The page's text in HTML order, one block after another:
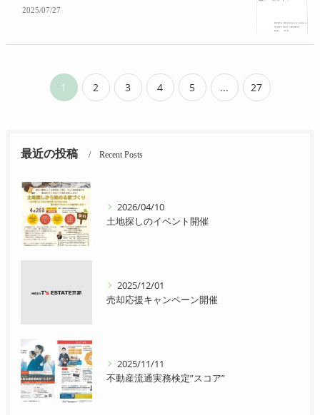
2025/07/27
1 2 3 4 5 ... 27
最近の投稿 Recent Posts
2026/04/10
土地探しのイベント開催
2025/12/01
売却応援キャンペーン開催
2025/11/11
不動産流通実務検定”スコア”